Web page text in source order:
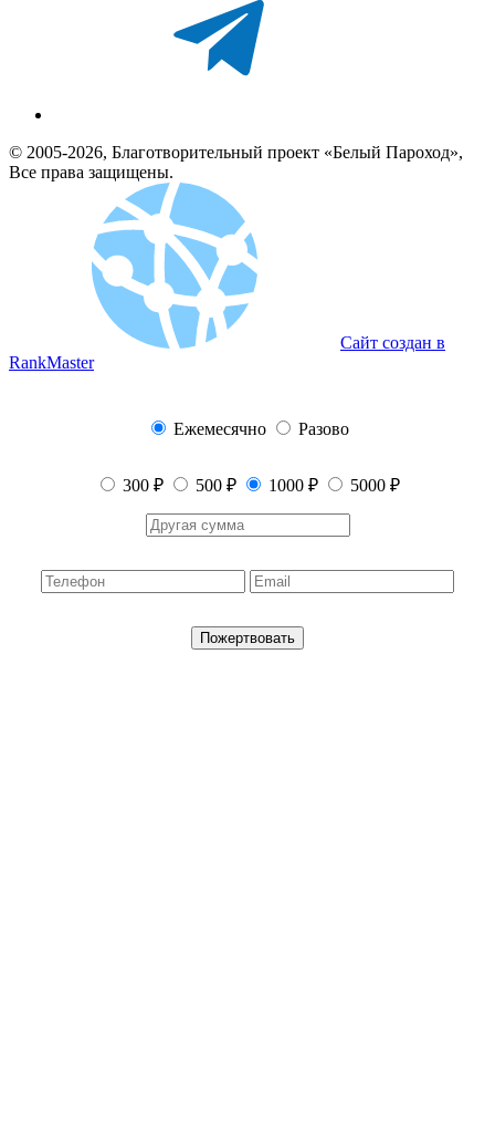
© 2005-2026, Благотворительный проект «Белый Пароход»,
Все права защищены.
Сайт создан в
RankMaster
Ежемесячно Разово
300 ₽ 500 ₽ 1000 ₽ 5000 ₽
Пожертвовать